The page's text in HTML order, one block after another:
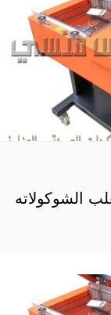
الشوكولاته